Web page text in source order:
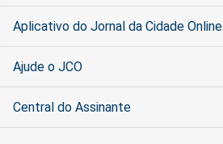
Aplicativo do Jornal da Cidade Online
Ajude o JCO
Central do Assinante